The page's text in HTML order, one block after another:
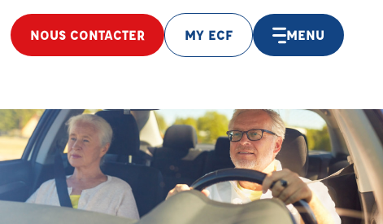
NOUS CONTACTER MY ECF MENU